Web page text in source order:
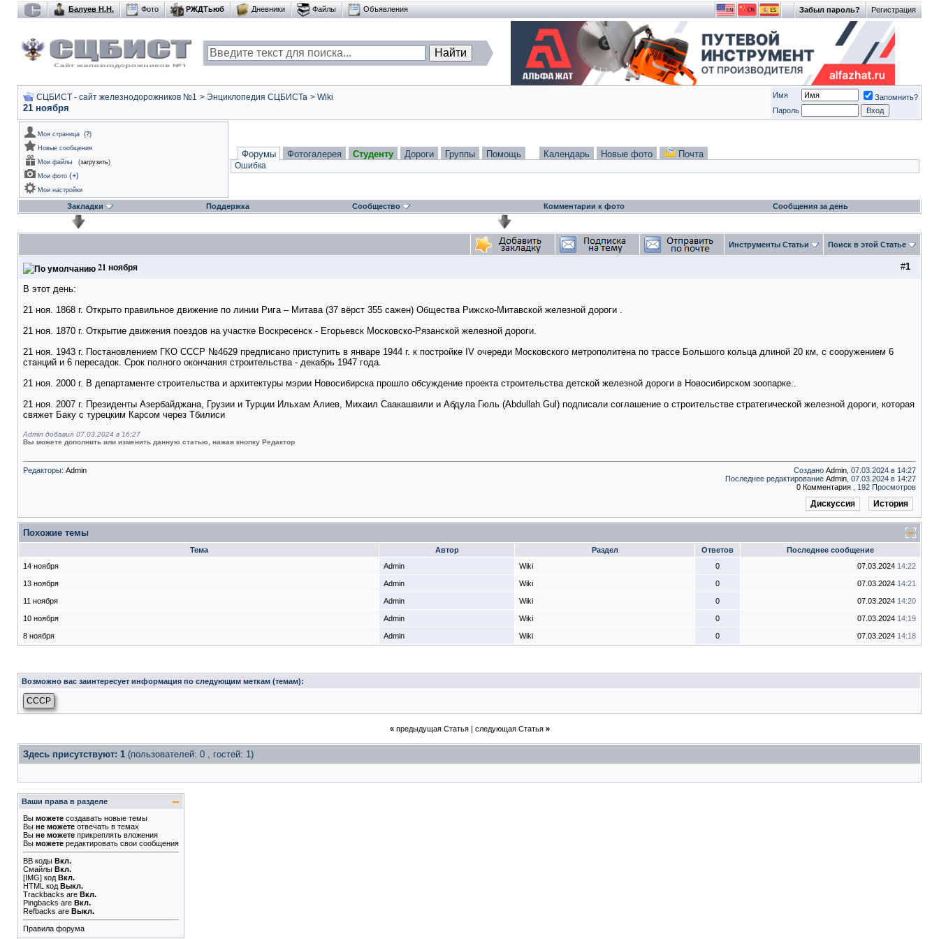
Регистрация
Забыл пароль?
Балуев Н.Н. Фото РЖДТьюб Дневники Файлы Объявления
СЦБИСТ - сайт железнодорожников №1 > Энциклопедия СЦБИСТа > Wiki
21 ноября
Имя
Запомнить?
Пароль
Моя страница (?)
Новые сообщения
Мои файлы
(загрузить)
Мои фото (+)
Мои настройки
Форумы Фотогалерея Студенту Дороги Группы Помощь Календарь Новые фото Почта
Ошибка
Закладки Поддержка Сообщество Комментарии к фото Сообщения за день
Инструменты Статьи Поиск в этой Статье
#1
21 ноября
В этот день:
21 ноя. 1868 г. Открыто правильное движение по линии Рига – Митава (37 вёрст 355 сажен) Общества Рижско-Митавской железной дороги .
21 ноя. 1870 г. Открытие движения поездов на участке Воскресенск - Егорьевск Московско-Рязанской железной дороги.
21 ноя. 1943 г. Постановлением ГКО СССР №4629 предписано приступить в январе 1944 г. к постройке IV очереди Московского метрополитена по трассе Большого кольца длиной 20 км, с сооружением 6
станций и 6 пересадок. Срок полного окончания строительства - декабрь 1947 года.
21 ноя. 2000 г. В департаменте строительства и архитектуры мэрии Новосибирска прошло обсуждение проекта строительства детской железной дороги в Новосибирском зоопарке..
21 ноя. 2007 г. Президенты Азербайджана, Грузии и Турции Ильхам Алиев, Михаил Саакашвили и Абдула Гюль (Abdullah Gul) подписали соглашение о строительстве стратегической железной дороги, которая
свяжет Баку с турецким Карсом через Тбилиси
Admin добавил 07.03.2024 в 16:27
Вы можете дополнить или изменить данную статью, нажав кнопку Редактор
Редакторы: Admin Создано Admin , 07.03.2024 в 14:27
Последнее редактирование Admin , 07.03.2024 в 14:27
0 Комментария , 192 Просмотров
Дискуссия История
Похожие темы
Тема Автор Раздел Ответов
Последнее сообщение
14 ноября
Admin Wiki 0 07.03.2024 14:22
13 ноября Admin Wiki 0 07.03.2024 14:21
11 ноября Admin Wiki 0 07.03.2024 14:20
10 ноября Admin Wiki 0 07.03.2024 14:19
8 ноября Admin Wiki 0 07.03.2024 14:18
Возможно вас заинтересует информация по следующим меткам (темам):
СССР
« предыдущая Статья| следующая Статья »
Здесь присутствуют: 1 (пользователей: 0 , гостей: 1)
Ваши права в разделе
Вы можете создавать новые темы
Вы не можете отвечать в темах
Вы не можете прикреплять вложения
Вы можете редактировать свои сообщения
BB коды Вкл.
Смайлы Вкл.
[IMG] код Вкл.
HTML код Выкл.
Trackbacks are Вкл.
Pingbacks are Вкл.
Refbacks are Выкл.
Правила форума